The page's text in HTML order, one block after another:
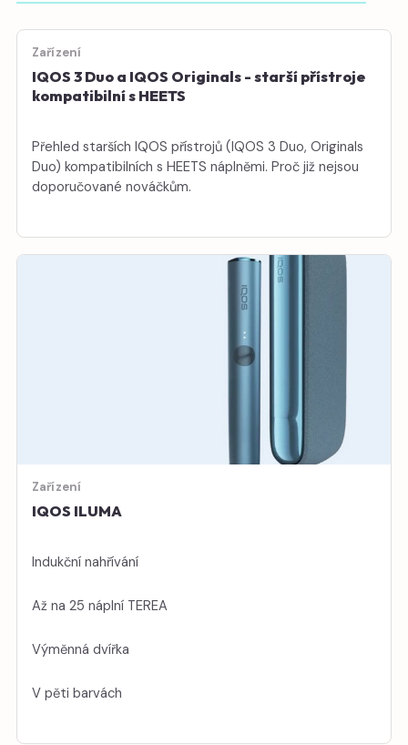
Zařízení
IQOS 3 Duo a IQOS Originals - starší přístroje
kompatibilní s HEETS
Přehled starších IQOS přístrojů (IQOS 3 Duo, Originals
Duo) kompatibilních s HEETS náplněmi. Proč již nejsou
doporučované nováčkům.
Zařízení
IQOS ILUMA
Indukční nahřívání
Až na 25 náplní TEREA
Výměnná dvířka
V pěti barvách